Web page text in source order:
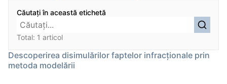
Căutați în această etichetă
Total: 1 articol
Descoperirea disimulărilor faptelor infracţionale prin
metoda modelării